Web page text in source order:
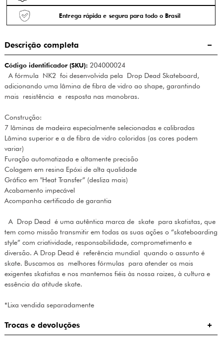
Entrega rápida e segura para todo o Brasil
Descrição completa
Código identificador (SKU):204000024
A fórmula NK2 foi desenvolvida pela Drop Dead Skateboard,
adicionando uma lâmina de fibra de vidro ao shape, garantindo
mais resistência e resposta nas manobras.
Construção:
7 lâminas de madeira especialmente selecionadas e calibradas
Lâmina superior e a de fibra de vidro coloridas (as cores podem
variar)
Furação automatizada e altamente precisão
Colagem em resina Epóxi de alta qualidade
Gráfico em "Heat Transfer” (desliza mais)
Acabamento impecável
Acompanha certificado de garantia
A Drop Dead é uma autêntica marca de skate para skatistas, que
tem como missão transmitir em todas as suas ações o “skateboarding
style” com criatividade, responsabilidade, comprometimento e
diversão. A Drop Dead é referência mundial quando o assunto é
skate. Buscamos as melhores fórmulas para atender os mais
exigentes skatistas e nos mantemos fiéis às nossa raizes, à cultura e
essência da atitude skate.
*Lixa vendida separadamente
Trocas e devoluções